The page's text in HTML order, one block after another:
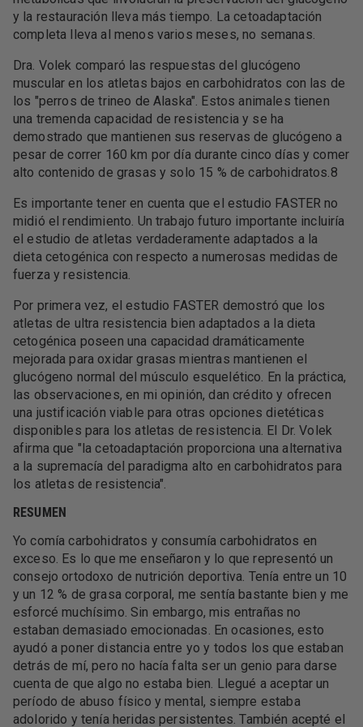
y la restauración lleva más tiempo. La cetoadaptación
completa lleva al menos varios meses, no semanas.
Dra. Volek comparó las respuestas del glucógeno
muscular en los atletas bajos en carbohidratos con las de
los "perros de trineo de Alaska". Estos animales tienen
una tremenda capacidad de resistencia y se ha
demostrado que mantienen sus reservas de glucógeno a
pesar de correr 160 km por día durante cinco días y comer
alto contenido de grasas y solo 15 % de carbohidratos.8
Es importante tener en cuenta que el estudio FASTER no
midió el rendimiento. Un trabajo futuro importante incluiría
el estudio de atletas verdaderamente adaptados a la
dieta cetogénica con respecto a numerosas medidas de
fuerza y ​​resistencia.
Por primera vez, el estudio FASTER demostró que los
atletas de ultra resistencia bien adaptados a la dieta
cetogénica poseen una capacidad dramáticamente
mejorada para oxidar grasas mientras mantienen el
glucógeno normal del músculo esquelético. En la práctica,
las observaciones, en mi opinión, dan crédito y ofrecen
una justificación viable para otras opciones dietéticas
disponibles para los atletas de resistencia. El Dr. Volek
afirma que "la cetoadaptación proporciona una alternativa
a la supremacía del paradigma alto en carbohidratos para
los atletas de resistencia".
RESUMEN
Yo comía carbohidratos y consumía carbohidratos en
exceso. Es lo que me enseñaron y lo que representó un
consejo ortodoxo de nutrición deportiva. Tenía entre un 10
y un 12 % de grasa corporal, me sentía bastante bien y me
esforcé muchísimo. Sin embargo, mis entrañas no
estaban demasiado emocionadas. En ocasiones, esto
ayudó a poner distancia entre yo y todos los que estaban
detrás de mí, pero no hacía falta ser un genio para darse
cuenta de que algo no estaba bien. Llegué a aceptar un
período de abuso físico y mental, siempre estaba
adolorido y tenía heridas persistentes. También acepté el